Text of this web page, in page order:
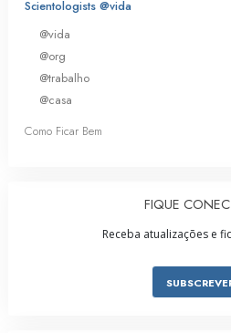
Scientologists @vida
@vida
@org
@trabalho
@casa
Como Ficar Bem
FIQUE
Receba atualizações e